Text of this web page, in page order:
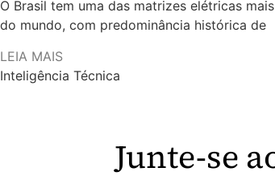
O Brasil tem uma das matrizes elétricas
do mundo, com predominância histórica de
LEIA MAIS
Inteligência Técnica
Junte-se